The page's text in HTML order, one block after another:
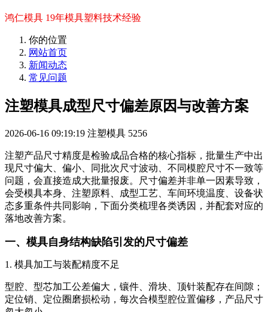
鸿仁模具 19年模具塑料技术经验
你的位置
网站首页
新闻动态
常见问题
注塑模具成型尺寸偏差原因与改善方案
2026-06-16 09:19:19 注塑模具 5256
注塑产品尺寸精度是检验成品合格的核心指标，批量生产中出
现尺寸偏大、偏小、同批次尺寸波动、不同模腔尺寸不一致等
问题，会直接造成大批量报废。尺寸偏差并非单一因素导致，
会受模具本身、注塑原料、成型工艺、车间环境温度、设备状
态多重条件共同影响，下面分类梳理各类诱因，并配套对应的
落地改善方案。
一、模具自身结构缺陷引发的尺寸偏差
1. 模具加工与装配精度不足
型腔、型芯加工公差偏大，镶件、滑块、顶针装配存在间隙；
定位销、定位圈磨损松动，每次合模型腔位置偏移，产品尺寸